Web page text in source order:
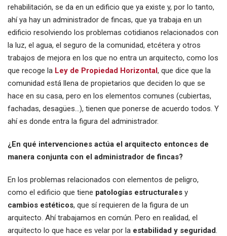
rehabilitación, se da en un edificio que ya existe y, por lo tanto,
ahí ya hay un administrador de fincas, que ya trabaja en un
edificio resolviendo los problemas cotidianos relacionados con
la luz, el agua, el seguro de la comunidad, etcétera y otros
trabajos de mejora en los que no entra un arquitecto, como los
que recoge la Ley de Propiedad Horizontal , que dice que la
comunidad está llena de propietarios que deciden lo que se
hace en su casa, pero en los elementos comunes (cubiertas,
fachadas, desagües…), tienen que ponerse de acuerdo todos. Y
ahí es donde entra la figura del administrador.
¿En qué intervenciones actúa el arquitecto entonces de
manera conjunta con el administrador de fincas?
En los problemas relacionados con elementos de peligro,
como el edificio que tiene patologías estructurales y
cambios estéticos, que sí requieren de la figura de un
arquitecto. Ahí trabajamos en común. Pero en realidad, el
arquitecto lo que hace es velar por la estabilidad y seguridad.